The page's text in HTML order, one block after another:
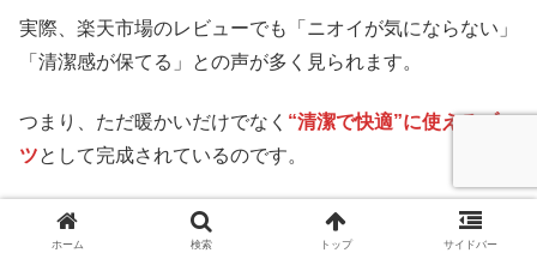
実際、楽天市場のレビューでも「ニオイが気にならない」
「清潔感が保てる」との声が多く見られます。
つまり、ただ暖かいだけでなく “清潔で快適”に使えるブー
ツとして完成されているのです。
⑤：豊富なカラーバリエーションで選びやすい
ホーム 検索 トップ サイドバー